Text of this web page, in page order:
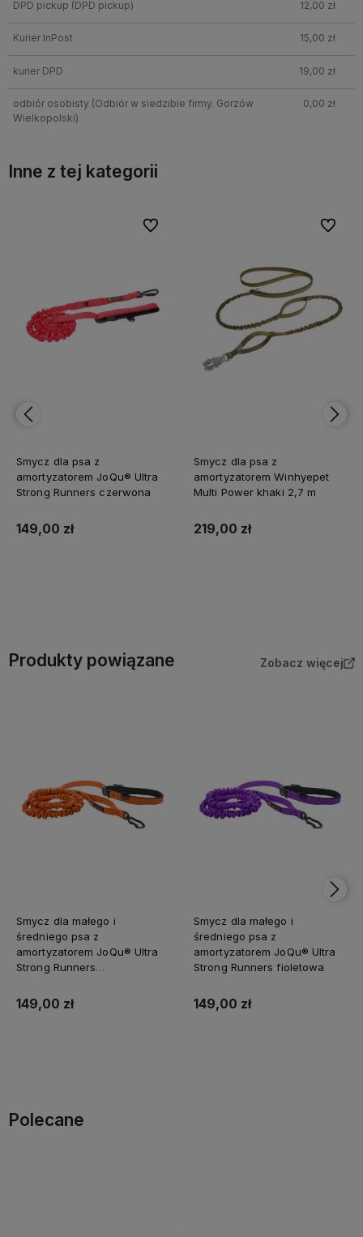
DPD pickup (DPD pickup) 12,00 zł
Kurier InPost 15,00 zł
kurier DPD 19,00 zł
odbiór osobisty (Odbiór w siedzibie firmy. Gorzów
Wielkopolski)
0,00 zł
Inne z tej kategorii
Smycz dla psa z
amortyzatorem JoQu® Ultra
Strong Runners czerwona
149,00 zł
Do ulubionych
Smycz dla psa z
amortyzatorem Winhyepet
Multi Power khaki 2,7 m
219,00 zł
Do
Produkty powiązane Zobacz więcej
Smycz dla małego i
średniego psa z
amortyzatorem JoQu® Ultra
Strong Runners
149,00 zł
Smycz dla małego i
średniego psa z
amortyzatorem JoQu® Ultra
Strong Runners fioletowa
149,00 zł
Polecane